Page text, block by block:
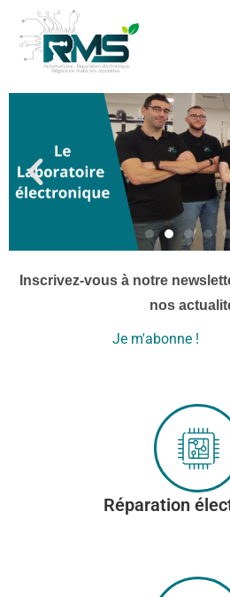
Inscrivez-vous à notre
nos
Je m'abonne !
Réparation